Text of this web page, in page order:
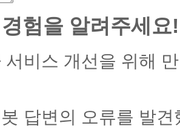
험을 알려주세요!
서비스 개선을 위해
답변의 오류를 발